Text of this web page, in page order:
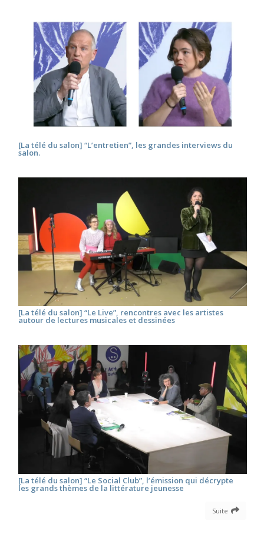
[La télé du salon] “L’entretien”, les grandes interviews du
salon.
[La télé du salon] “Le Live”, rencontres avec les artistes
autour de lectures musicales et dessinées
[La télé du salon] “Le Social Club”, l’émission qui décrypte
les grands thèmes de la littérature jeunesse
Suite